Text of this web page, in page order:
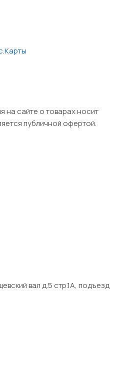
на сайте о товарах носит
публичной офертой.
вал д.5 стр.1А, подъезд